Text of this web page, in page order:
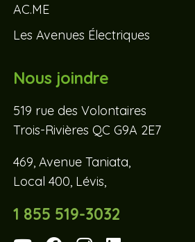
AC.ME
Les Avenues Électriques
Nous joindre
519 rue des Volontaires
Trois-Rivières QC G9A 2E7
469, Avenue Taniata,
Local 400, Lévis,
1 855 519-3032